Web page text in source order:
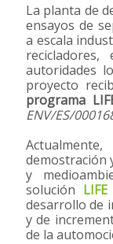
La planta de
ensayos de
a escala
autoridades
proyecto
programa
ENV/ES/
demostración
y
solución
desarrollo de
y de
de la